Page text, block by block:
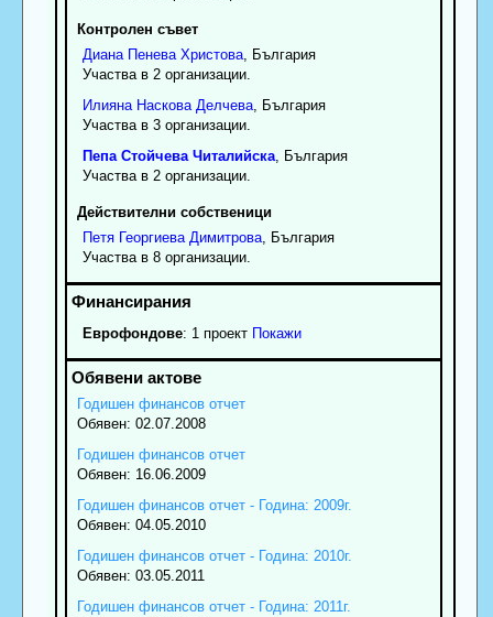
Контролен съвет
Диана Пенева Христова, България
Участва в 2 организации.
Илияна Наскова Делчева, България
Участва в 3 организации.
Пепа Стойчева Читалийска, България
Участва в 2 организации.
Действителни собственици
Петя Георгиева Димитрова, България
Участва в 8 организации.
Еврофондове: 1 проект Покажи
Годишен финансов отчет
Обявен: 02.07.2008
Годишен финансов отчет
Обявен: 16.06.2009
Годишен финансов отчет - Година: 2009г.
Обявен: 04.05.2010
Годишен финансов отчет - Година: 2010г.
Обявен: 03.05.2011
Годишен финансов отчет - Година: 2011г.